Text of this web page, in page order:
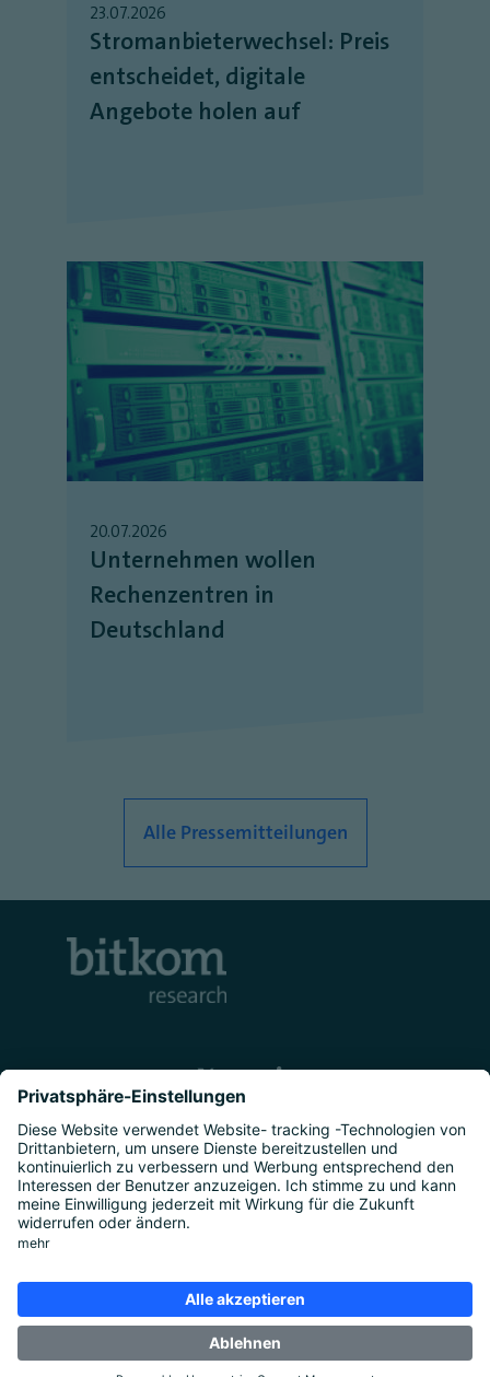
23.07.2026
Stromanbieterwechsel: Preis
entscheidet, digitale
Angebote holen auf
20.07.2026
Unternehmen wollen
Rechenzentren in
Deutschland
Alle Pressemitteilungen
Kontakt
Rechtliches
Datenschutz|Cookie-